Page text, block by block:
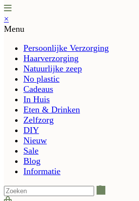
×
Menu
Persoonlijke Verzorging
Haarverzorging
Natuurlijke zeep
No plastic
Cadeaus
In Huis
Eten & Drinken
Zelfzorg
DIY
Nieuw
Sale
Blog
Informatie